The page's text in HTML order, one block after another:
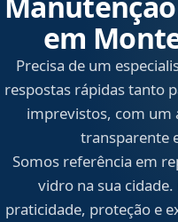
em
Precisa de um
respostas rápidas tanto
imprevistos, com um
transparente
Somos referência em
vidro na sua
praticidade, proteção e